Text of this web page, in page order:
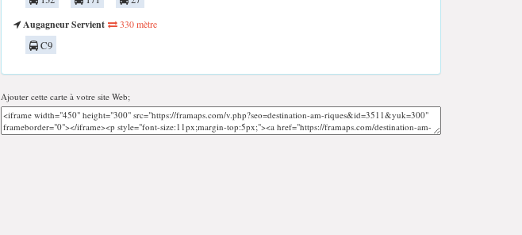
Augagneur Servient
330 mètre
C9
Ajouter cette carte à votre site Web;